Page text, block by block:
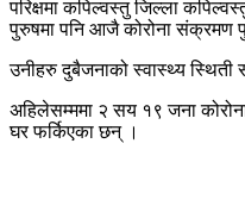
परिक्षमा कपिल्वस्तु जिल्ला
पुरुषमा पनि आजै कोरोना संक्रमण
उनीहरु दुबैजनाको स्वास्थ्य स्थिती
अहिलेसम्ममा २ सय १९ जना
घर फर्किएका छन् ।